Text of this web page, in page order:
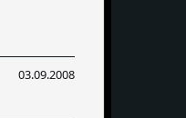
03.09.2008